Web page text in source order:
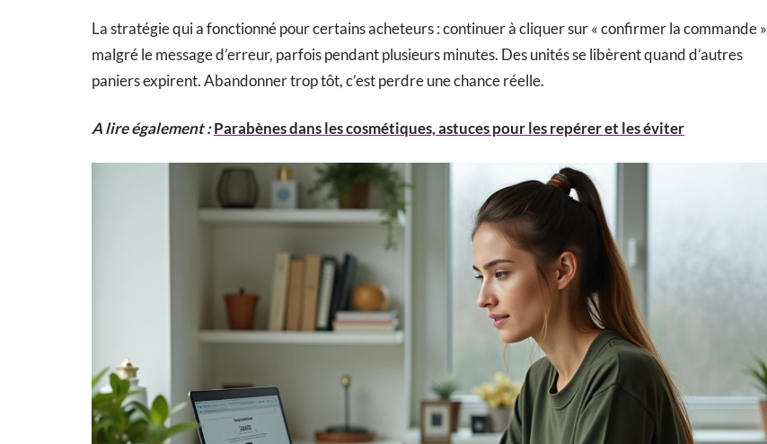
La stratégie qui a fonctionné pour certains acheteurs : continuer à cliquer sur « confirmer la commande »
malgré le message d’erreur, parfois pendant plusieurs minutes. Des unités se libèrent quand d’autres
paniers expirent. Abandonner trop tôt, c’est perdre une chance réelle.
A lire également :Parabènes dans les cosmétiques, astuces pour les repérer et les éviter